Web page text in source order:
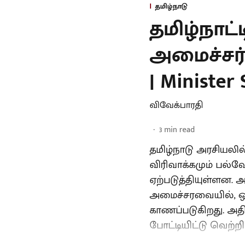
தமிழ்நாடு
| Minister
விவேக்பாரதி
3min read
தமிழ்நாடு
விரிவாக்கமும்
ஏற்படுத்தியுள்ளன.
அமைச்சரவையில்,
காணப்படுகிறது.
போட்டியிட்டு